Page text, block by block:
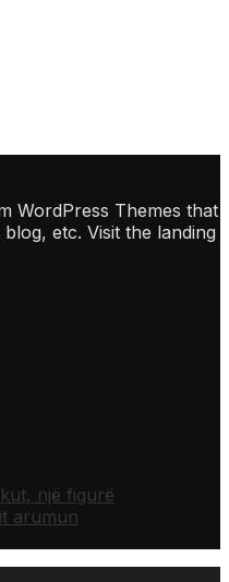
WordPress Themes that
etc. Visit the landing
një figurë
arumun